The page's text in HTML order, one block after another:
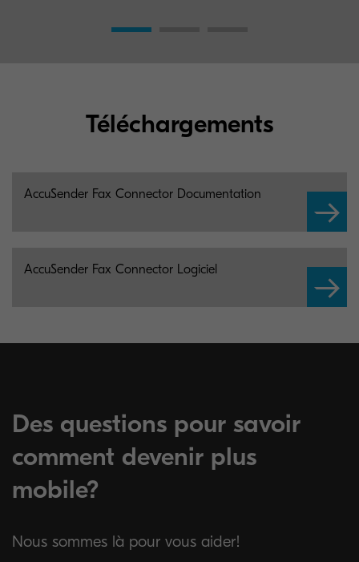
Téléchargements
AccuSender Fax Connector Documentation
AccuSender Fax Connector Logiciel
Des questions pour savoir
comment devenir plus
mobile?
Nous sommes là pour vous aider!